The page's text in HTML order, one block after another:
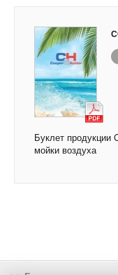
Буклет продукции
мойки воздуха